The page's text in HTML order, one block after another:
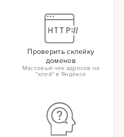
Проверить склейку
доменов
Массовый чек адресов на
"клей" в Яндексе